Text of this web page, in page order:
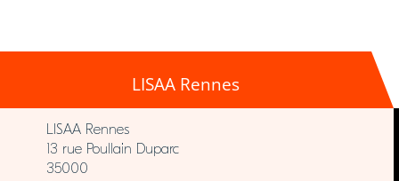
LISAA Rennes
LISAA Rennes
13 rue Poullain Duparc
35000